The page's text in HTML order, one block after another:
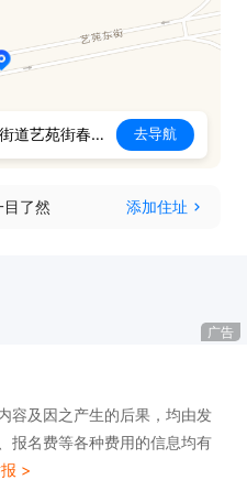
山西省晋中市平遥县城东街道艺苑街春雷苑小区临街商铺118号门面 去导航
了然 添加住址
广告
容及因之产生的后果，均由发
报名费等各种费用的信息均有
>